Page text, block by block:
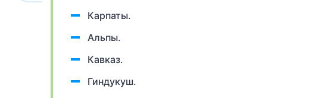
Карпаты.
Альпы.
Кавказ.
Гиндукуш.